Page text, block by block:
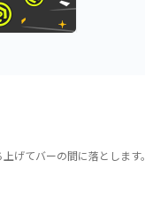
げてバーの間に落とします。